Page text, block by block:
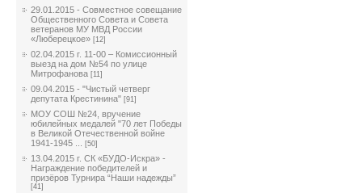
29.01.2015 - Совместное совещание
Общественного Совета и Совета
ветеранов МУ МВД России
«Люберецкое» [12]
02.04.2015 г. 11-00 – Комиссионный
выезд на дом №54 по улице
Митрофанова [11]
09.04.2015 - "Чистый четверг
депутата Крестинина" [91]
МОУ СОШ №24, вручение
юбилейных медалей "70 лет Победы
в Великой Отечественной войне
1941-1945 ...
[50]
13.04.2015 г. СК «БУДО-Искра» -
Награждение победителей и
призёров Турнира “Наши надежды”
[41]